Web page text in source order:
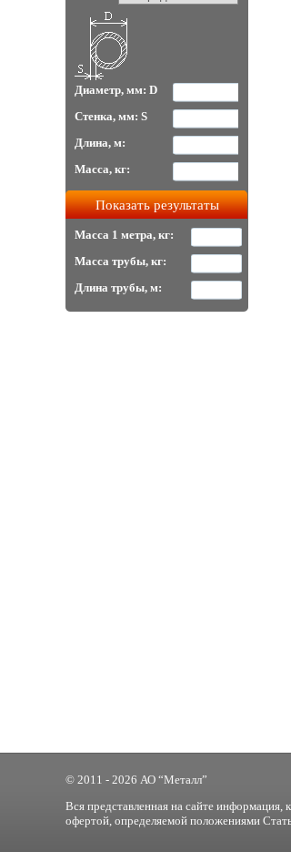
Диаметр, мм: D
Стенка, мм: S
Длина, м:
Масса, кг:
Масса 1 метра, кг:
Масса трубы, кг:
Длина трубы, м:
© 2011 - 2026 АО “Металл”
Вся представленная на сайте информация,
офертой, определяемой положениями